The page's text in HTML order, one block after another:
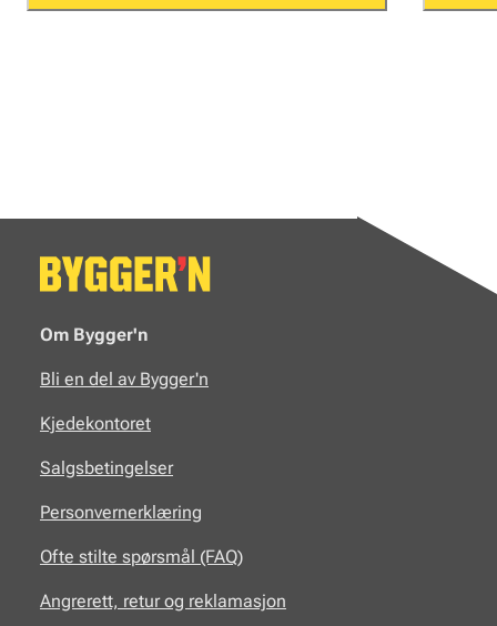
Om Bygger'n
Bli en del av Bygger'n
Kjedekontoret
Salgsbetingelser
Personvernerklæring
Ofte stilte spørsmål (FAQ)
Angrerett, retur og reklamasjon